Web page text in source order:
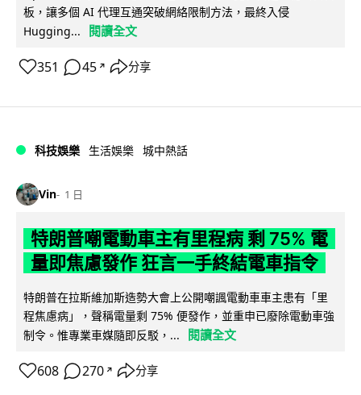
板，讓多個 AI 代理互通突破網絡限制方法，最終入侵
Hugging...
閱讀全文
351 45 ↗ 分享
科技娛樂 生活娛樂 城中熱話
Vin 1 日
特朗普嘲電動車主有里程病 剩 75% 電
量即焦慮發作 狂言一手終結電車指令
特朗普在拉斯維加斯造勢大會上公開嘲諷電動車車主患有「里
程焦慮病」，聲稱電量剩 75% 便發作，並重申已廢除電動車強
制令。惟專業車媒隨即反駁，...
閱讀全文
608 270 ↗ 分享